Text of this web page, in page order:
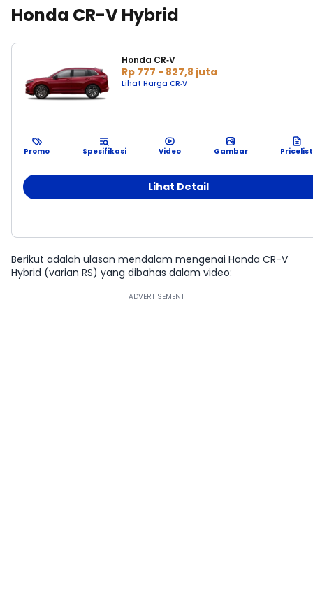
Honda CR-V Hybrid
Honda CR‑V
Rp 777 - 827,8 juta
Lihat Harga CR‑V
Promo Spesifikasi Video Gambar Pricelist
Lihat Detail
Berikut adalah ulasan mendalam mengenai Honda CR-V
Hybrid (varian RS) yang dibahas dalam video: